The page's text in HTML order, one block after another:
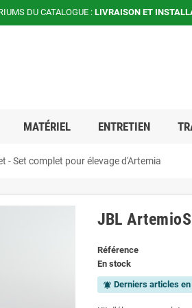
DU CATALOGUE : LIVRAISON ET
MATÉRIEL ENTRETIEN
- Set complet pour élevage d'Artemia
JBL
Référence
En stock
notifications_active Derniers articles